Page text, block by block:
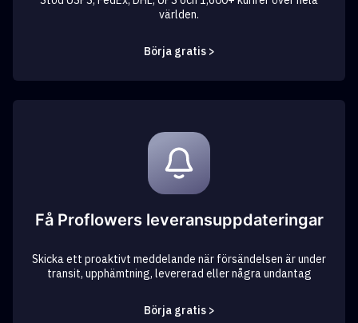
världen.
Börja gratis >
Få Proflowers leveransuppdateringar
Skicka ett proaktivt meddelande när försändelsen är under
transit, upphämtning, levererad eller några undantag
Börja gratis >